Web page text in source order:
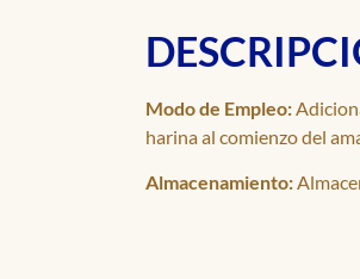
Modo de Empleo:
harina al comienzo del
Almacenamiento: